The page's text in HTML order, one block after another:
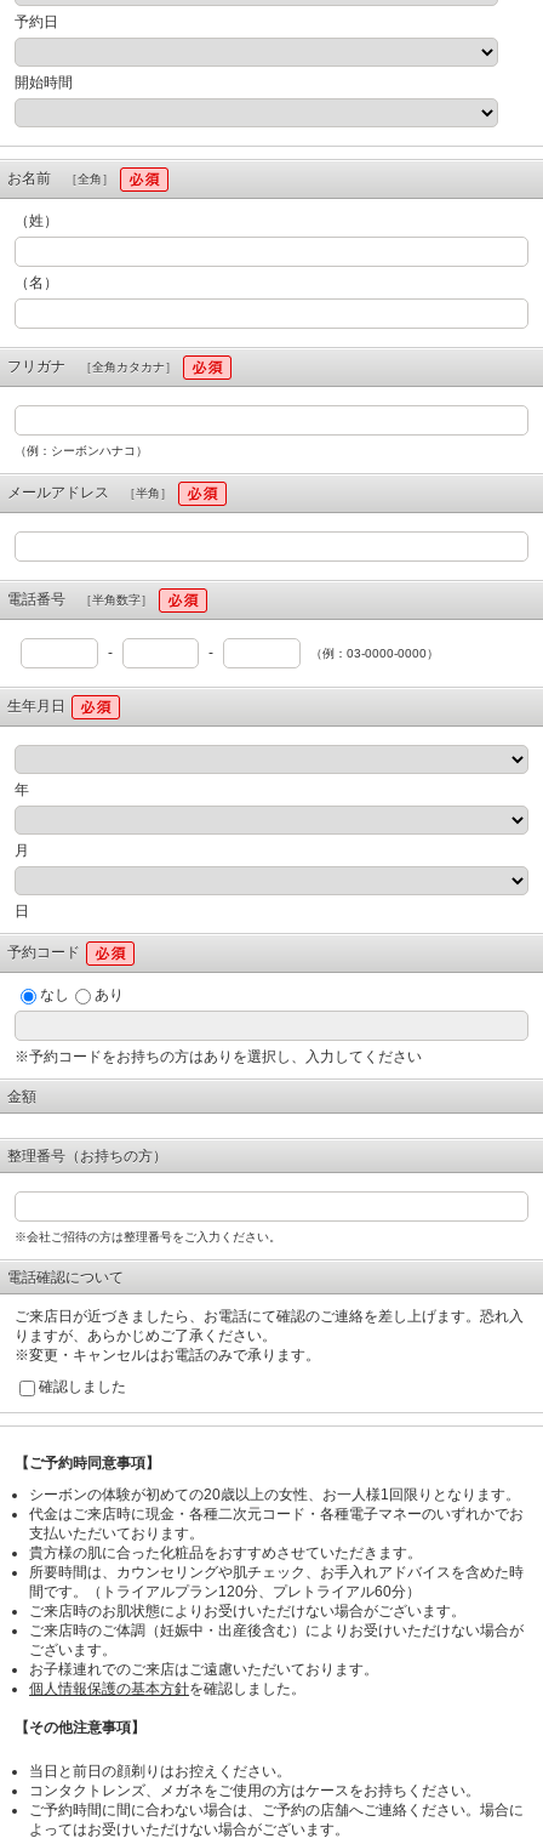
予約日
開始時間
お名前 ［全角］
（姓）
（名）
フリガナ ［全角カタカナ］
（例：シーボンハナコ）
メールアドレス ［半角］
電話番号 ［半角数字］
- - （例：03-0000-0000）
生年月日
年
月
日
予約コード
なし あり
※予約コードをお持ちの方はありを選択し、入力してください
金額
整理番号（お持ちの方）
※会社ご招待の方は整理番号をご入力ください。
電話確認について
ご来店日が近づきましたら、お電話にて確認のご連絡を差し上げます。恐れ入
りますが、あらかじめご了承ください。
※変更・キャンセルはお電話のみで承ります。
確認しました
【ご予約時同意事項】
シーボンの体験が初めての20歳以上の女性、お一人様1回限りとなります。
代金はご来店時に現金・各種二次元コード・各種電子マネーのいずれかでお
支払いただいております。
貴方様の肌に合った化粧品をおすすめさせていただきます。
所要時間は、カウンセリングや肌チェック、お手入れアドバイスを含めた時
間です。（トライアルプラン120分、プレトライアル60分）
ご来店時のお肌状態によりお受けいただけない場合がございます。
ご来店時のご体調（妊娠中・出産後含む）によりお受けいただけない場合が
ございます。
お子様連れでのご来店はご遠慮いただいております。
個人情報保護の基本方針を確認しました。
【その他注意事項】
当日と前日の顔剃りはお控えください。
コンタクトレンズ、メガネをご使用の方はケースをお持ちください。
ご予約時間に間に合わない場合は、ご予約の店舗へご連絡ください。場合に
よってはお受けいただけない場合がございます。